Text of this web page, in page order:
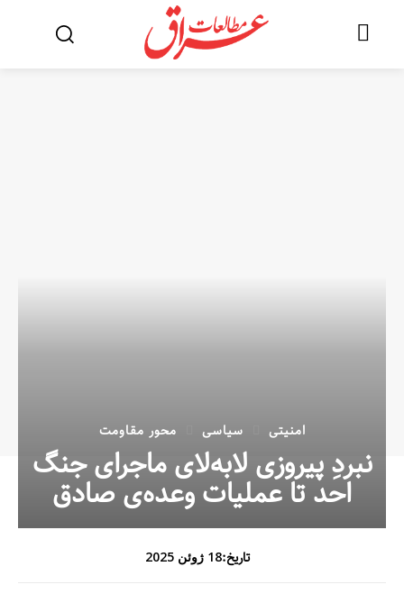
امنیتی سیاسی محور مقاومت
نبردِ پیروزی لابه‌لای ماجرای جنگ
احد تا عملیات وعده‌ی صادق
تاریخ:18 ژوئن 2025